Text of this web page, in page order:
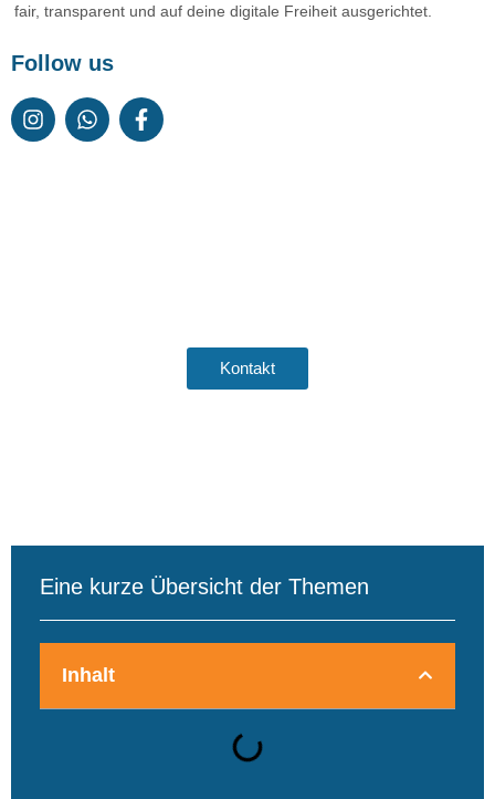
fair, transparent und auf deine digitale Freiheit ausgerichtet.
Follow us
Kontakt
Eine kurze Übersicht der Themen
Inhalt